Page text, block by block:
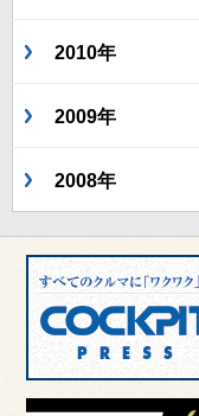
2010年
2009年
2008年